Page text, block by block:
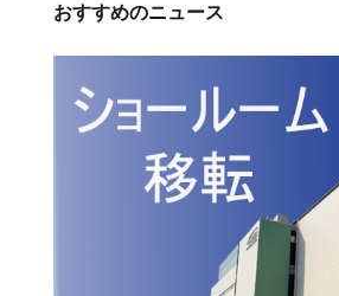
おすすめのニュース